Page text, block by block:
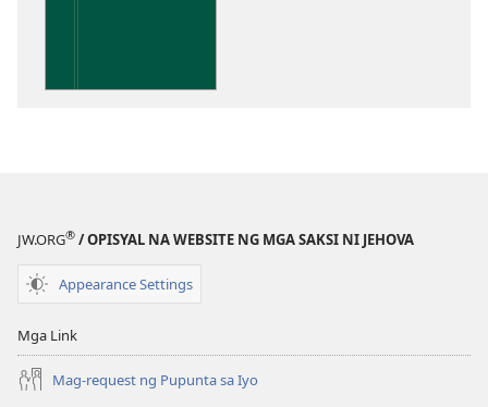
JW.ORG® / OPISYAL NA WEBSITE NG MGA SAKSI NI JEHOVA
Appearance Settings
Mga Link
Mag-request ng Pupunta sa Iyo